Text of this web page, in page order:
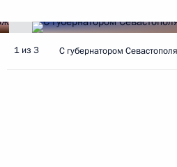
1 из 3 C губернатором